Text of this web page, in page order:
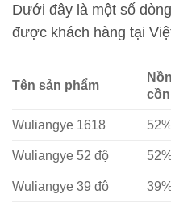
Dưới đây là một số
được khách hàng tại
Tên sản phẩm
cồn
Wuliangye 1618
Wuliangye 52 độ
Wuliangye 39 độ